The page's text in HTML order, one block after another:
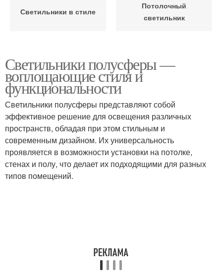
Светильники в стиле
Потолочный
светильник
Светильники полусферы —
воплощающие стиля и
функциональности
Светильники полусферы представляют собой
эффективное решение для освещения различных
пространств, обладая при этом стильным и
современным дизайном. Их универсальность
проявляется в возможности установки на потолке,
стенах и полу, что делает их подходящими для разных
типов помещений.